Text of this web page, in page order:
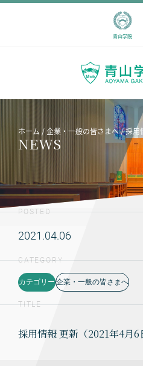
青山学院
ホーム 企業・一般の皆さまへ 採用
NEWS
POSTED
2021.04.06
CATEGORY
カテゴリー 企業・一般の皆さまへ
TITLE
採用情報 更新（2021年4月6